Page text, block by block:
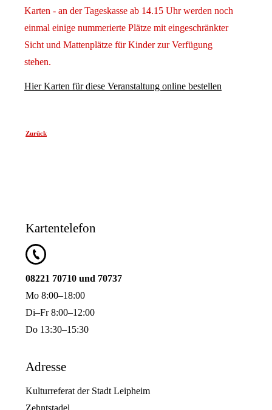
Karten - an der Tageskasse ab 14.15 Uhr werden noch
einmal einige nummerierte Plätze mit eingeschränkter
Sicht und Mattenplätze für Kinder zur Verfügung
stehen.
Hier Karten für diese Veranstaltung online bestellen
Zurück
Kartentelefon
08221 70710 und 70737
Mo 8:00–18:00
Di–Fr 8:00–12:00
Do 13:30–15:30
Adresse
Kulturreferat der Stadt Leipheim
Zehntstadel